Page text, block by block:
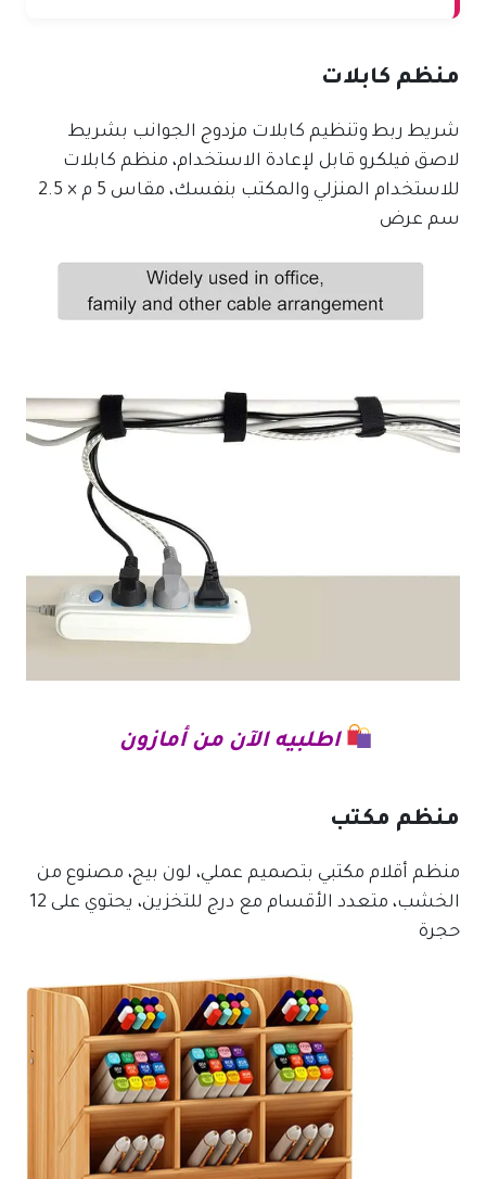
منظم كابلات
شريط ربط وتنظيم كابلات مزدوج الجوانب بشريط
لاصق فيلكرو قابل لإعادة الاستخدام، منظم كابلات
للاستخدام المنزلي والمكتب بنفسك، مقاس 5 م × 2.5
سم عرض
اطلبيه الآن من أمازون
منظم مكتب
منظم أقلام مكتبي بتصميم عملي، لون بيج، مصنوع من
الخشب، متعدد الأقسام مع درج للتخزين، يحتوي على 12
حجرة